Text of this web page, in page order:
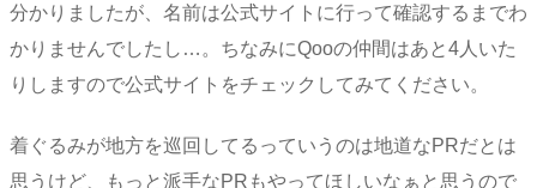
分かりましたが、名前は公式サイトに行って確認するまでわ
かりませんでしたし…。ちなみにQooの仲間はあと4人いた
りしますので公式サイトをチェックしてみてください。
着ぐるみが地方を巡回してるっていうのは地道なPRだとは
思うけど、もっと派手なPRもやってほしいなぁと思うので